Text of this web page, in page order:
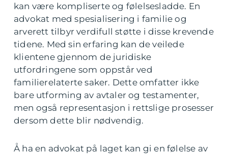
kan være kompliserte og følelsesladde. En
advokat med spesialisering i familie og
arverett tilbyr verdifull støtte i disse krevende
tidene. Med sin erfaring kan de veilede
klientene gjennom de juridiske
utfordringene som oppstår ved
familierelaterte saker. Dette omfatter ikke
bare utforming av avtaler og testamenter,
men også representasjon i rettslige prosesser
dersom dette blir nødvendig.
Å ha en advokat på laget kan gi en følelse av